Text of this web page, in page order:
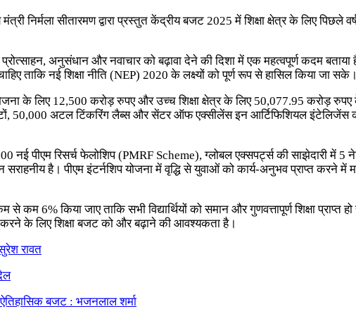
निर्मला सीतारमण द्वारा प्रस्तुत केंद्रीय बजट 2025 में शिक्षा क्षेत्र के लिए
अनुसंधान और नवाचार को बढ़ावा देने की दिशा में एक महत्वपूर्ण कदम
ताकि नई शिक्षा नीति (NEP) 2020 के लक्ष्यों को पूर्ण रूप से हासिल किया जा सके।
के लिए 12,500 करोड़ रुपए और उच्च शिक्षा क्षेत्र के लिए 50,077.95 करोड़
50,000 अटल टिंकरिंग लैब्स और सेंटर ऑफ एक्सीलेंस इन आर्टिफिशियल इंटेलिजेंस की
नई पीएम रिसर्च फेलोशिप (PMRF Scheme), ग्लोबल एक्सपर्ट्स की
है। पीएम इंटर्नशिप योजना में वृद्धि से युवाओं को कार्य-अनुभव प्राप्त करने
कम 6% किया जाए ताकि सभी विद्यार्थियों को समान और गुणवत्तापूर्ण शिक्षा
करने के लिए शिक्षा बजट को और बढ़ाने की आवश्यकता है।
रावत
बजट : भजनलाल शर्मा